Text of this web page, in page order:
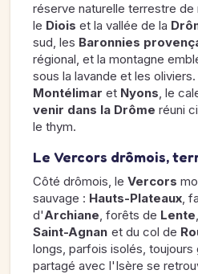
réserve naturelle terrestre
le Diois et la vallée de la
sud, les Baronnies
régional, et la montagne
sous la lavande et les oliviers.
Montélimar et Nyons, le
venir dans la Drôme réuni
le thym.
Le Vercors drômois,
Côté drômois, le Vercors
sauvage : Hauts-Plateaux,
d'Archiane, forêts de Lente
Saint-Agnan et du col de
longs, parfois isolés,
partagé avec l'Isère se